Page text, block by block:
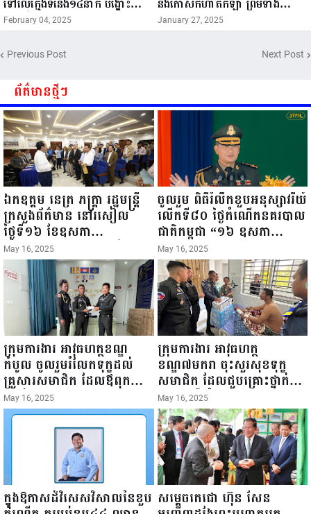
ម៉ូតូលើផ្លូវសាធារណៈ!
February 04, 2025 ដកហូតម៉ូតូរក្សាទុក ០៣ខែ!
January 27, 2025
Previous Post Next Post
ព័ត៌មានថ្មីៗ
ឯកឧត្តម នេត្រ ភក្ត្រា រដ្ឋមន្ត្រី
ក្រសួងព័ត៌មាន នៅរសៀល
ថ្ងៃទី១៦ ខែឧសភា
ឆ្នាំ២០២៥នេះ បានអញ្ជើញចុះ
ធ្វើជំរឿនថ្នាក់ដឹកនាំមន្ត្រីរាជ
ការស៉ីវិល នៃក្រសួងព័ត៌មាន...
May 16, 2025
ចូលរួម ពិធីរំលឹកខួបអនុស្សាវរីយ៍
លើកទី៨០ ថ្ងៃកំណើតនគរបាល
ជាតិកម្ពុជា “១៦ ឧសភា
១៩៤៥ ~ ១៦ ឧសភា
២០២៥”...
May 16, 2025
ក្រុមការងារ អាវុធហត្ថខណ្ឌ
កំបូល ចូលរួមរំលែកទុក្ខដល់
គ្រួសារសមាជិក ដែលឪពុកក្មេក
របស់លោកទទួលមរណៈភាព!
May 16, 2025
ក្រុមការងារ អាវុធហត្ថ
ខណ្ឌ៧មករា ចុះសួរសុខទុក្ខ
សមាជិក ដែលជួបគ្រោះថ្នាក់
ចរាចរណ៍ កំពុងសម្រាកព្យាបាល
នៅមន្ទីរពេទ្យ!
May 16, 2025
ក្នុងឱកាសដ៏វិសេសវិសាលនៃខួប សម្តេចតេជោ ហ៊ុន សែន